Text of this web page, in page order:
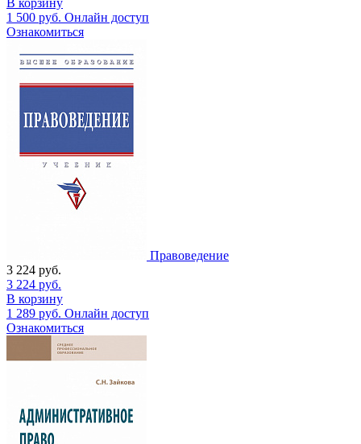
1 500 руб. Онлайн доступ
Ознакомиться
Правоведение
3 224 руб.
3 224 руб.
В корзину
1 289 руб. Онлайн доступ
Ознакомиться